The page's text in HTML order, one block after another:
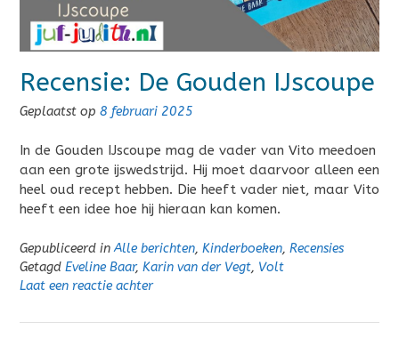
Recensie: De Gouden IJscoupe
Geplaatst op 8 februari 2025
In de Gouden IJscoupe mag de vader van Vito meedoen
aan een grote ijswedstrijd. Hij moet daarvoor alleen een
heel oud recept hebben. Die heeft vader niet, maar Vito
heeft een idee hoe hij hieraan kan komen.
Gepubliceerd inAlle berichten, Kinderboeken, Recensies
Getagd Eveline Baar, Karin van der Vegt, Volt
Laat een reactie achter